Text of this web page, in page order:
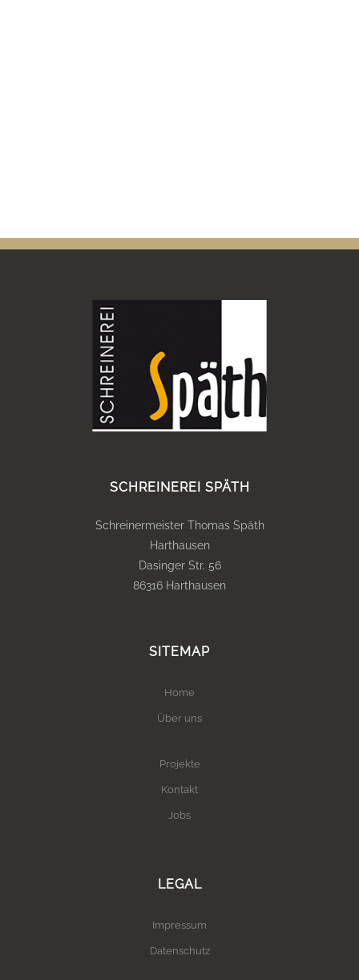
SCHREINEREI SPÄTH
Schreinermeister Thomas Späth
Harthausen
Dasinger Str. 56
86316 Harthausen
SITEMAP
Home
Über uns
Projekte
Kontakt
Jobs
LEGAL
Impressum
Datenschutz